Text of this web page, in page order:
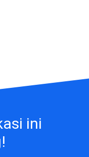
ini